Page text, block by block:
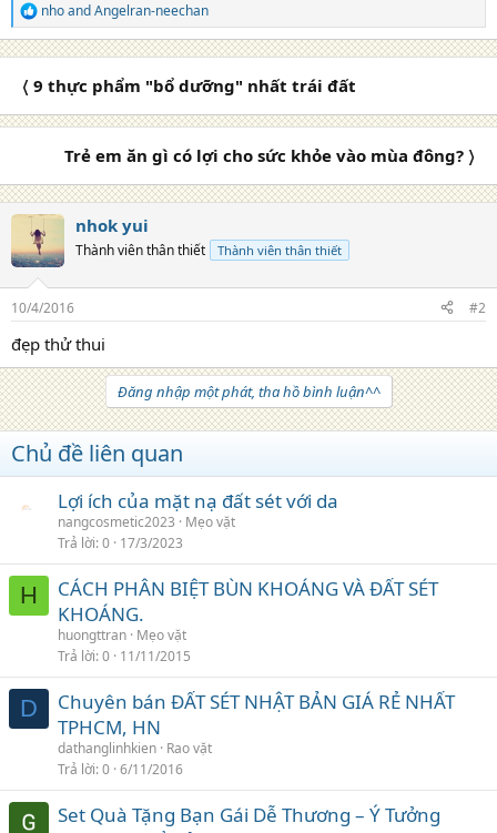
R
e
a
o
nhoandAngelran-neechan
〈 9 thực phẩm "bổ dưỡng" nhất trái đất
Trẻ em ăn gì có lợi cho sức khỏe vào mùa đông? 〉
nhok yui
Thành viên thân thiết Thành viên thân thiết
10/4/2016 #2
đẹp thử thui
Đăng nhập một phát, tha hồ bình luận^^
Chủ đề liên quan
Lợi ích của mặt nạ đất sét với da
nangcosmetic2023
Mẹo vặt
Trả lời 0 17/3/2023
H
CÁCH PHÂN BIỆT BÙN KHOÁNG VÀ ĐẤT SÉT
KHOÁNG.
huongttran Mẹo vặt
Trả lời 0 11/11/2015
D
Chuyên bán ĐẤT SÉT NHẬT BẢN GIÁ RẺ NHẤT
TPHCM, HN
dathanglinhkien Rao vặt
Trả lời 0 6/11/2016
Set Quà Tặng Bạn Gái Dễ Thương – Ý Tưởng